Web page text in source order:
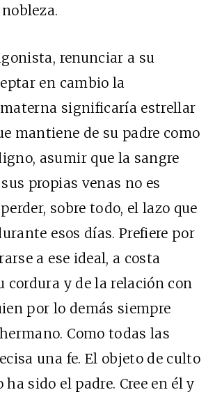
renunciar a su
en cambio la
significaría estrellar
mantiene de su padre como
asumir que la sangre
propias venas no es
sobre todo, el lazo que
esos días. Prefiere por
a ese ideal, a costa
cordura y de la relación con
por lo demás siempre
Como todas las
una fe. El objeto de culto
sido el padre. Cree en él y